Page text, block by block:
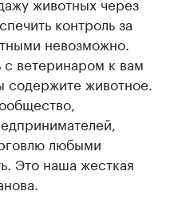
контроль за
невозможно.
с ветеринаром к вам
содержите животное.
любыми
Это наша жесткая